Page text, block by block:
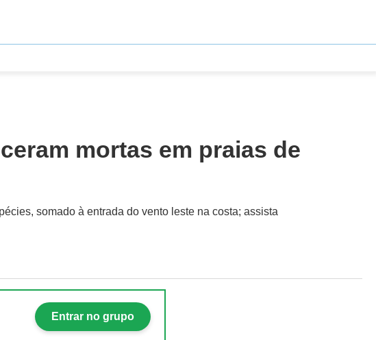
mortas em praias de
somado à entrada do vento leste na costa; assista
Entrar no grupo